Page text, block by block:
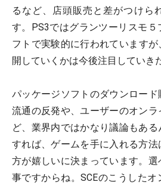
るなど、店頭販売と差がつけら
す。PS3ではグランツーリスモ５
フトで実験的に行われています
開していくかは今後注目していき
パッケージソフトのダウンロー
流通の反発や、ユーザーのオン
ど、業界内ではかなり議論もあ
すれば、ゲームを手に入れる方
方が嬉しいに決まっています。
事ですからね。SCEのこうした